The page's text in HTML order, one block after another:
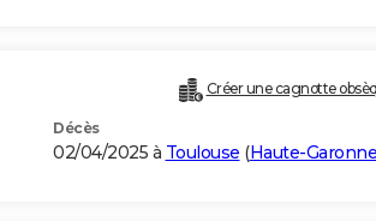
Créer une cagnotte
Décès
02/04/2025 à Toulouse (Haute-Garonne